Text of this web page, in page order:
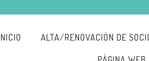
ALTA/RENOVACIÓN DE